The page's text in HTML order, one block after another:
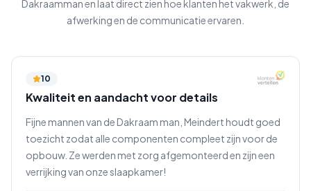
Dakraamman en laat direct zien hoe klanten het vakwerk, de
afwerking en de communicatie ervaren.
10
Kwaliteit en aandacht voor details
Fijne mannen van de Dakraam man, Meindert houdt goed
toezicht zodat alle componenten compleet zijn voor de
opbouw. Ze werden met zorg afgemonteerd en zijn een
verrijking van onze slaapkamer!